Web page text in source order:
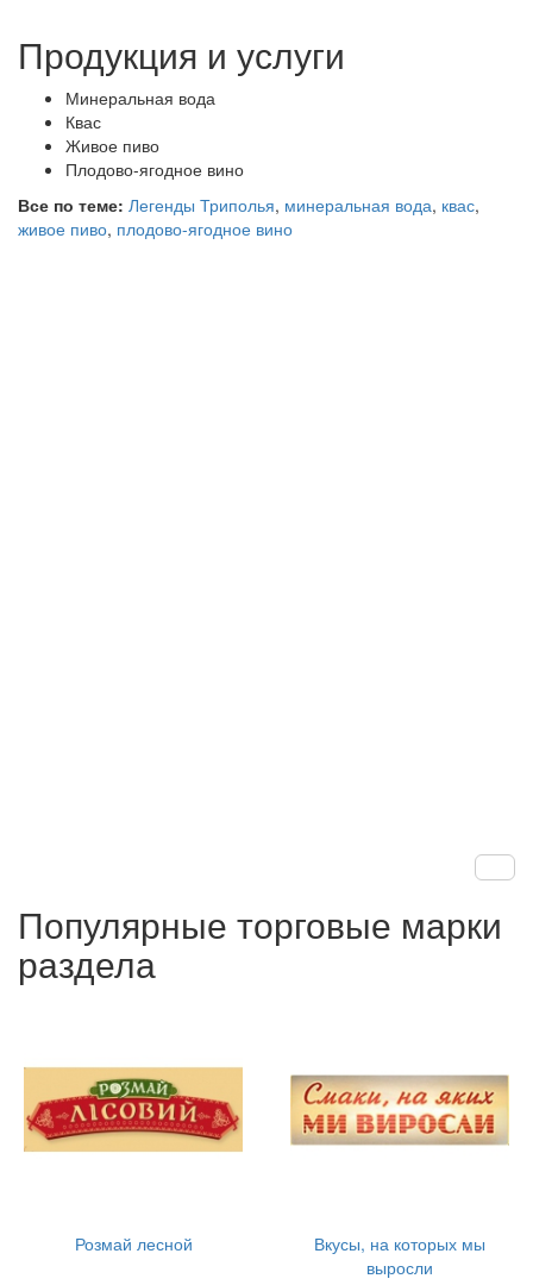
Продукция и услуги
Минеральная вода
Квас
Живое пиво
Плодово-ягодное вино
Все по теме: Легенды Триполья, минеральная вода, квас,
живое пиво, плодово-ягодное вино
Популярные торговые марки
раздела
Розмай лесной
Вкусы, на которых мы
выросли